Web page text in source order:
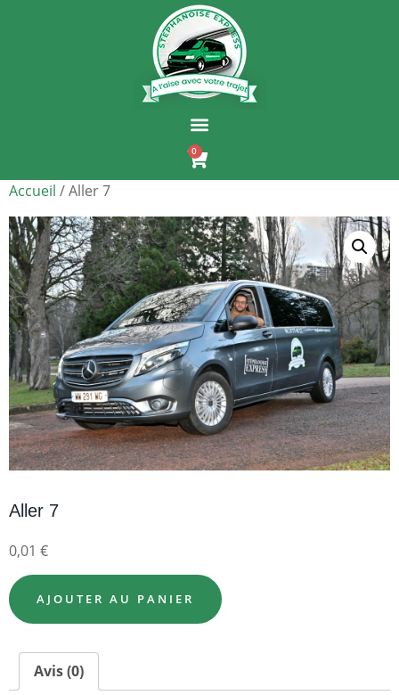
0
Accueil / Aller 7
Aller 7
0,01 €
AJOUTER AU PANIER
Avis (0)